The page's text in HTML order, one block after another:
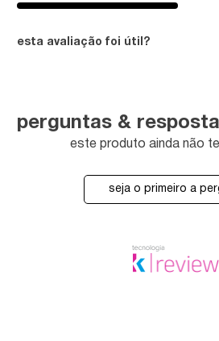
esta avaliação foi útil?
perguntas &
este produto ainda não
seja o primeiro a